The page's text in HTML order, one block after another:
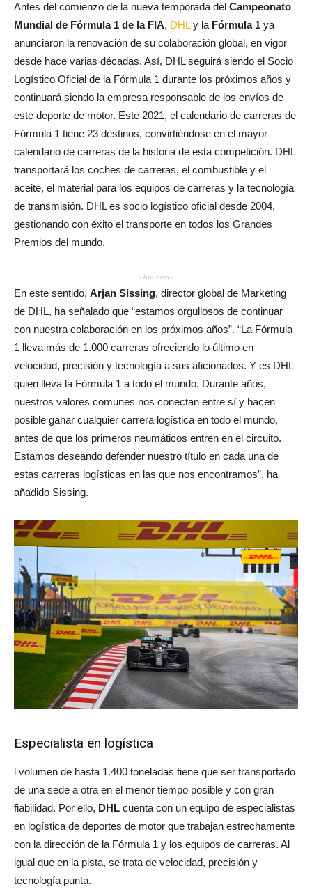
Antes del comienzo de la nueva temporada del Campeonato
Mundial de Fórmula 1 de la FIA, DHLy la Fórmula 1 ya
anunciaron la renovación de su colaboración global, en vigor
desde hace varias décadas. Así, DHL seguirá siendo el Socio
Logístico Oficial de la Fórmula 1 durante los próximos años y
continuará siendo la empresa responsable de los envíos de
este deporte de motor. Este 2021, el calendario de carreras de
Fórmula 1 tiene 23 destinos, convirtiéndose en el mayor
calendario de carreras de la historia de esta competición. DHL
transportará los coches de carreras, el combustible y el
aceite, el material para los equipos de carreras y la tecnología
de transmisión. DHL es socio logístico oficial desde 2004,
gestionando con éxito el transporte en todos los Grandes
Premios del mundo.
- Anuncio -
En este sentido, Arjan Sissing, director global de Marketing
de DHL, ha señalado que “estamos orgullosos de continuar
con nuestra colaboración en los próximos años”. “La Fórmula
1 lleva más de 1.000 carreras ofreciendo lo último en
velocidad, precisión y tecnología a sus aficionados. Y es DHL
quien lleva la Fórmula 1 a todo el mundo. Durante años,
nuestros valores comunes nos conectan entre sí y hacen
posible ganar cualquier carrera logística en todo el mundo,
antes de que los primeros neumáticos entren en el circuito.
Estamos deseando defender nuestro título en cada una de
estas carreras logísticas en las que nos encontramos”, ha
añadido Sissing.
Especialista en logística
l volumen de hasta 1.400 toneladas tiene que ser transportado
de una sede a otra en el menor tiempo posible y con gran
fiabilidad. Por ello, DHL cuenta con un equipo de especialistas
en logística de deportes de motor que trabajan estrechamente
con la dirección de la Fórmula 1 y los equipos de carreras. Al
igual que en la pista, se trata de velocidad, precisión y
tecnología punta.